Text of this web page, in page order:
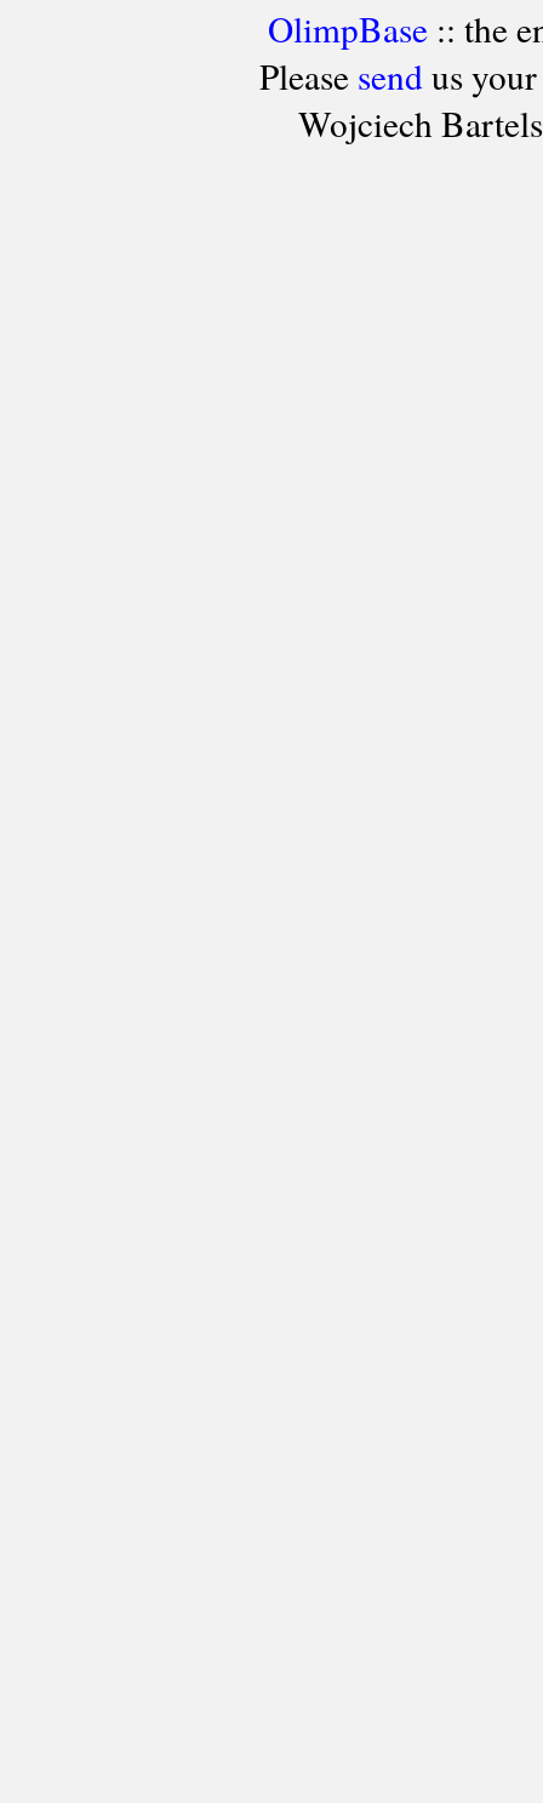
OlimpBase:: the
Please sendus your
Wojciech